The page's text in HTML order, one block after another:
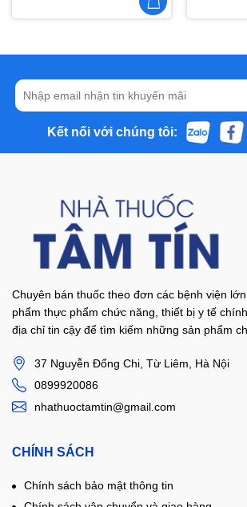
Kết nối với chúng tôi:
Chuyên bán thuốc theo đơn các bệnh viện
phẩm thực phẩm chức năng, thiết bị y tế
địa chỉ tin cậy để tìm kiếm những sản phẩm
37 Nguyễn Đổng Chi, Từ Liêm, Hà Nội
0899920086
nhathuoctamtin@gmail.com
CHÍNH SÁCH
Chính sách bảo mật thông tin